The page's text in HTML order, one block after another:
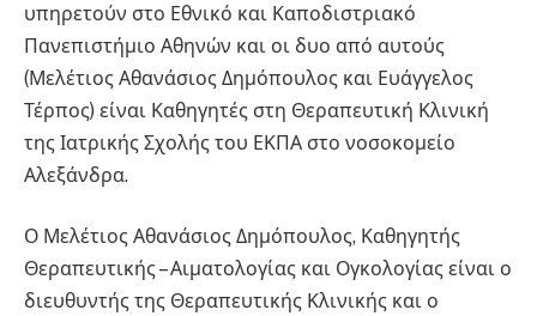
υπηρετούν στο Εθνικό και Καποδιστριακό
Πανεπιστήμιο Αθηνών και οι δυο από αυτούς
(Μελέτιος Αθανάσιος Δημόπουλος και Ευάγγελος
Τέρπος) είναι Καθηγητές στη Θεραπευτική Κλινική
της Ιατρικής Σχολής του ΕΚΠΑ στο νοσοκομείο
Αλεξάνδρα.
Ο Μελέτιος Αθανάσιος Δημόπουλος, Καθηγητής
Θεραπευτικής – Αιματολογίας και Ογκολογίας είναι ο
διευθυντής της Θεραπευτικής Κλινικής και ο